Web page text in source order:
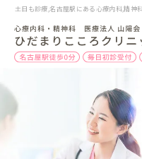
土日も診療,名古屋駅にある心療内科,精神